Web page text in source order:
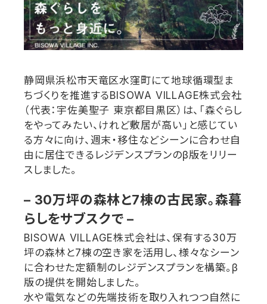
静岡県浜松市天竜区水窪町にて地球循環型ま
ちづくりを推進する BISOWA VILLAGE株式会社
（代表：宇佐美聖子 東京都目黒区）は、「森ぐらし
をやってみたい、けれど敷居が高い」と感じてい
る方々に向け、週末・移住などシーンに合わせ自
由に居住できるレジデンスプランのβ版をリリー
スしました。
– 30万坪の森林と7棟の古民家。森暮
らしをサブスクで –
BISOWA VILLAGE株式会社は、保有する30万
坪の森林と7棟の空き家を活用し、様々なシーン
に合わせた定額制のレジデンスプランを構築。 β
版の提供を開始しました。
水や電気などの先端技術を取り入れつつ自然に